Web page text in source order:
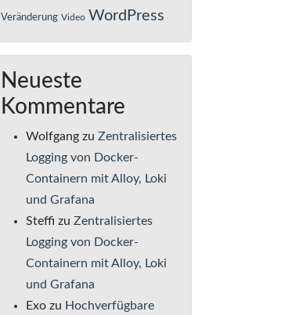
Veränderung Video WordPress
Neueste
Kommentare
Wolfgang zu Zentralisiertes
Logging von Docker-
Containern mit Alloy, Loki
und Grafana
Steffi zu Zentralisiertes
Logging von Docker-
Containern mit Alloy, Loki
und Grafana
Exo zu Hochverfügbare